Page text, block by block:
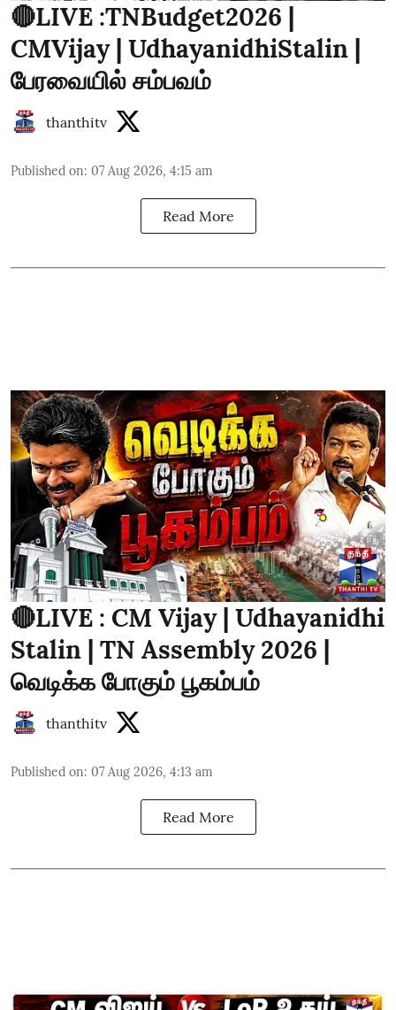
🔴LIVE :TNBudget2026 |
CMVijay | UdhayanidhiStalin |
பேரவையில் சம்பவம்
thanthitv
Published on: 07 Aug 2026, 4:15 am
Read More
🔴LIVE : CM Vijay | Udhayanidhi
Stalin | TN Assembly 2026 |
வெடிக்க போகும் பூகம்பம்
thanthitv
Published on: 07 Aug 2026, 4:13 am
Read More